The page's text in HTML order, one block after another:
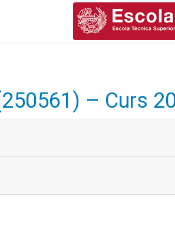
– Curs